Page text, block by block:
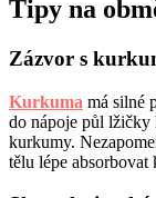
Tipy na
Zázvor s
Kurkuma má silné
do nápoje půl lžičky
kurkumy.
tělu lépe absorbovat